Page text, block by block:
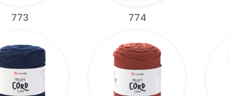
773 774